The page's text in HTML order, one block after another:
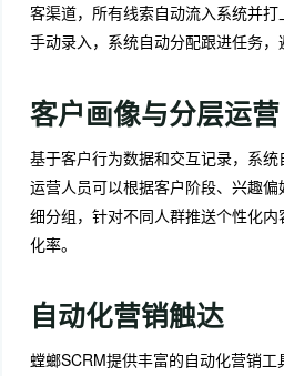
客渠道，所有线索自动流入系统并
手动录入，系统自动分配跟进任务，
客户画像与分层运营
基于客户行为数据和交互记录，系统
运营人员可以根据客户阶段、兴趣
细分组，针对不同人群推送个性化
化率。
自动化营销触达
螳螂SCRM提供丰富的自动化营销